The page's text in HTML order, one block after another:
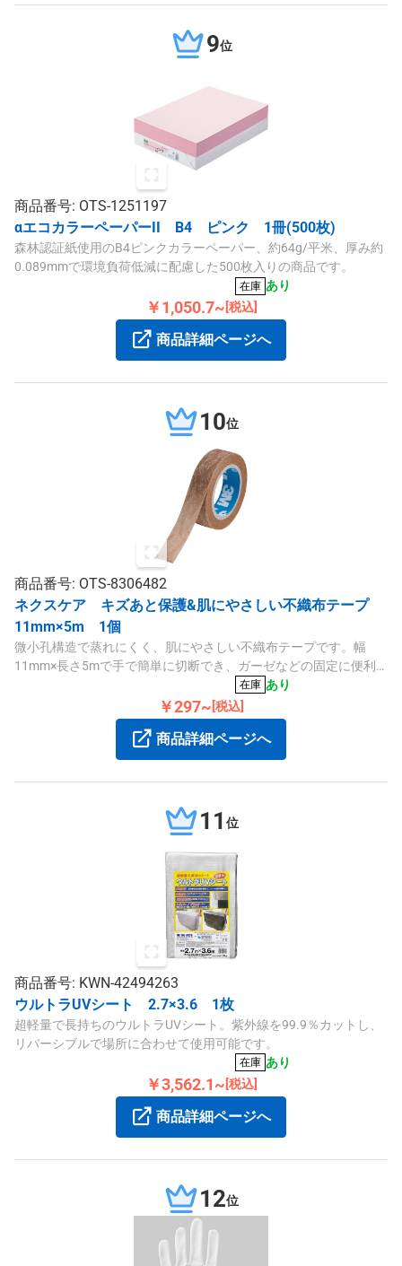
9位
商品番号: OTS-1251197
αエコカラーペーパーII B4 ピンク 1冊(500枚)
森林認証紙使用のB4ピンクカラーペーパー、約64g/平米、厚み約
0.089mmで環境負荷低減に配慮した500枚入りの商品です。
在庫 あり
￥1,050.7~ [税込]
商品詳細ページへ
10位
商品番号: OTS-8306482
ネクスケア キズあと保護&肌にやさしい不織布テープ
11mm×5m 1個
微小孔構造で蒸れにくく、肌にやさしい不織布テープです。幅
11mm×長さ5mで手で簡単に切断でき、ガーゼなどの固定に便利
在庫 あり
￥297~ [税込]
商品詳細ページへ
11 位
商品番号: KWN-42494263
ウルトラUVシート 2.7×3.6 1枚
超軽量で長持ちのウルトラUVシート。紫外線を99.9％カットし、
リバーシブルで場所に合わせて使用可能です。
在庫 あり
￥3,562.1~ [税込]
商品詳細ページへ
12位